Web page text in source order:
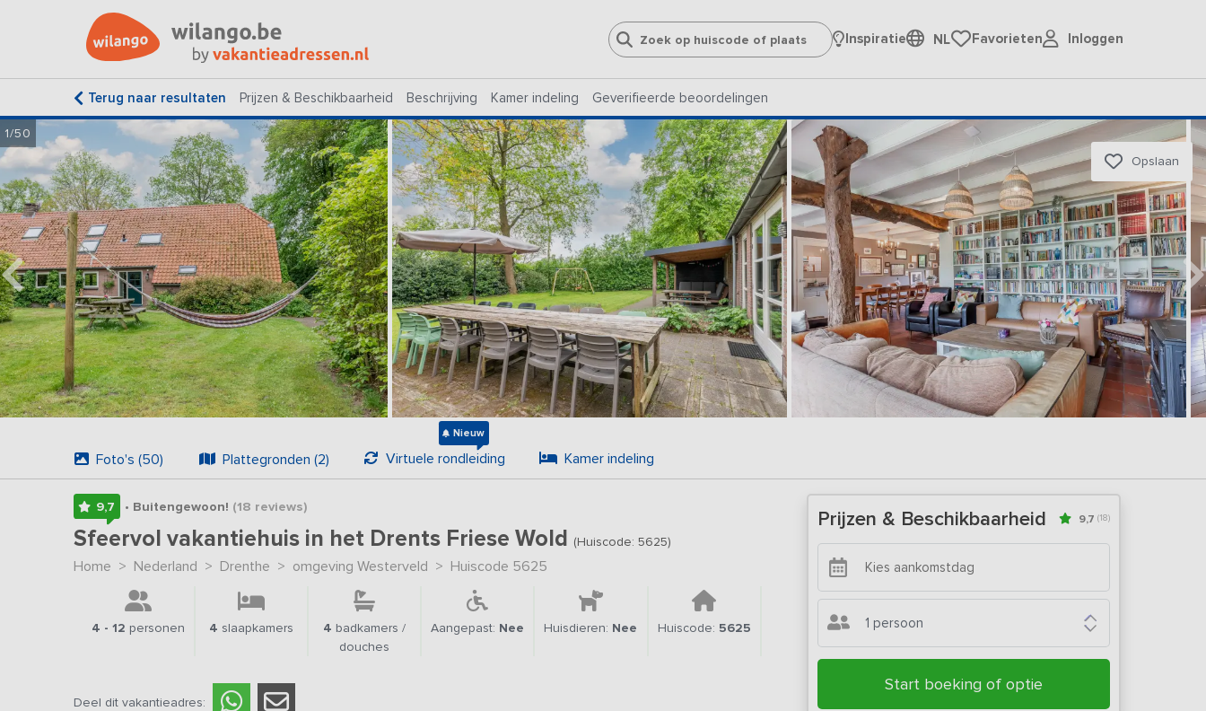
Inspiratie NL Favorieten Inloggen
Terug naar resultaten Prijzen & Beschikbaarheid Beschrijving Kamer indeling Geverifieerde beoordelingen
1/50
Opslaan
Foto's (50) Plattegronden (2) Virtuele rondleiding
Nieuw
Kamer indeling
9,7 • Buitengewoon! (18 reviews)
Sfeervol vakantiehuis in het Drents Friese Wold (Huiscode: 5625)
Home > Nederland > Drenthe > omgeving Westerveld > Huiscode 5625
4 - 12 personen 4 slaapkamers 4 badkamers /
douches
Aangepast: Nee Huisdieren: Nee Huiscode: 5625
Deel dit vakantieadres:
Prijzen & Beschikbaarheid 9,7 (18)
1 persoon
Start boeking of optie